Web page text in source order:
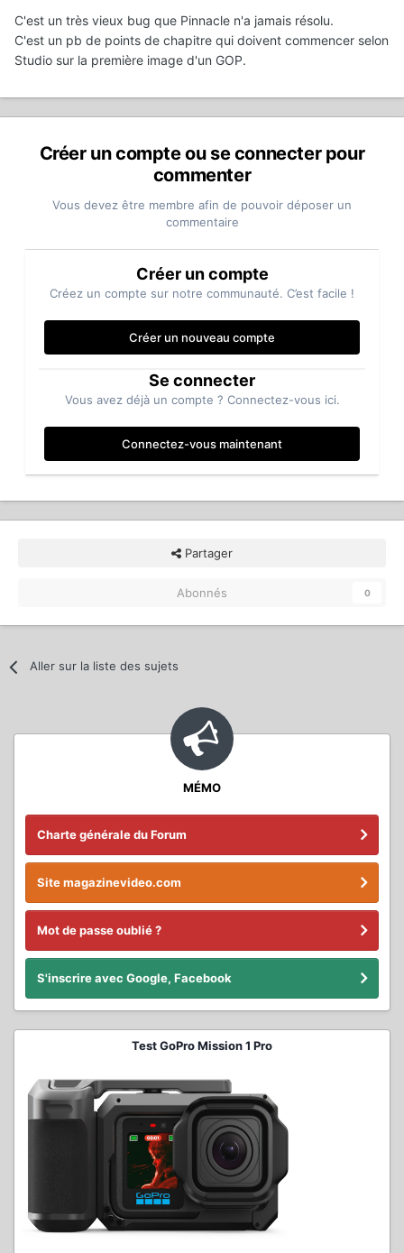
C'est un très vieux bug que Pinnacle n'a jamais résolu.
C'est un pb de points de chapitre qui doivent commencer selon
Studio sur la première image d'un GOP.
Créer un compte ou se connecter pour
commenter
Vous devez être membre afin de pouvoir déposer un
commentaire
Créer un compte
Créez un compte sur notre communauté. C’est facile !
Créer un nouveau compte
Se connecter
Vous avez déjà un compte ? Connectez-vous ici.
Connectez-vous maintenant
Partager
Abonnés 0
Aller sur la liste des sujets
MÉMO
Charte générale du Forum
Site magazinevideo.com
Mot de passe oublié ?
S'inscrire avec Google, Facebook
Test GoPro Mission 1 Pro